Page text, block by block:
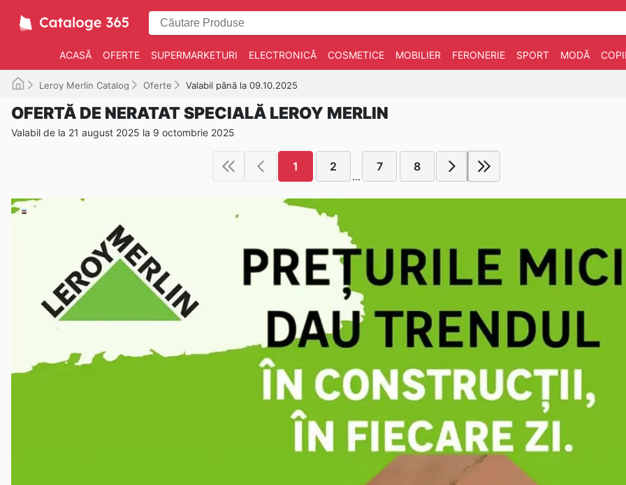
ACASĂ OFERTE SUPERMARKETURI ELECTRONICĂ COSMETICE MOBILIER FERONERIE SPORT MODĂ
Leroy Merlin Catalog Oferte Valabil până la 09.10.2025
OFERTĂ DE NERATAT SPECIALĂ LEROY MERLIN
Valabil de la 21 august 2025 la 9 octombrie 2025
1 2
...
7 8